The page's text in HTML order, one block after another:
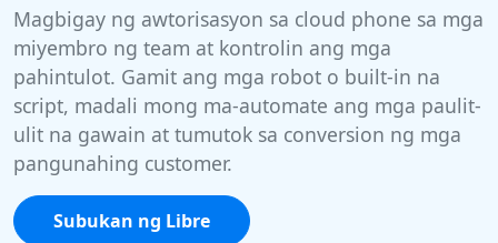
Magbigay ng awtorisasyon sa cloud phone sa mga
miyembro ng team at kontrolin ang mga
pahintulot. Gamit ang mga robot o built-in na
script, madali mong ma-automate ang mga paulit-
ulit na gawain at tumutok sa conversion ng mga
pangunahing customer.
Subukan ng Libre